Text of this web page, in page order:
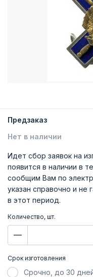
Предзаказ
Нет в наличии
Идет сбор заявок на
появится в наличии в
сообщим Вам по
указан справочно и не
в этот период.
Количество, шт.
Срок изготовления
Срочно, до 30